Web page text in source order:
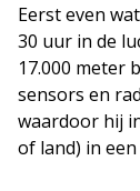
Eerst even
30 uur in de
17.000 meter
sensors en
waardoor hij
of land) in